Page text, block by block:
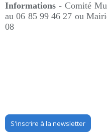
Informations - Comité
au06 85 99 46 27 ou
08
S'inscrire à la newsletter